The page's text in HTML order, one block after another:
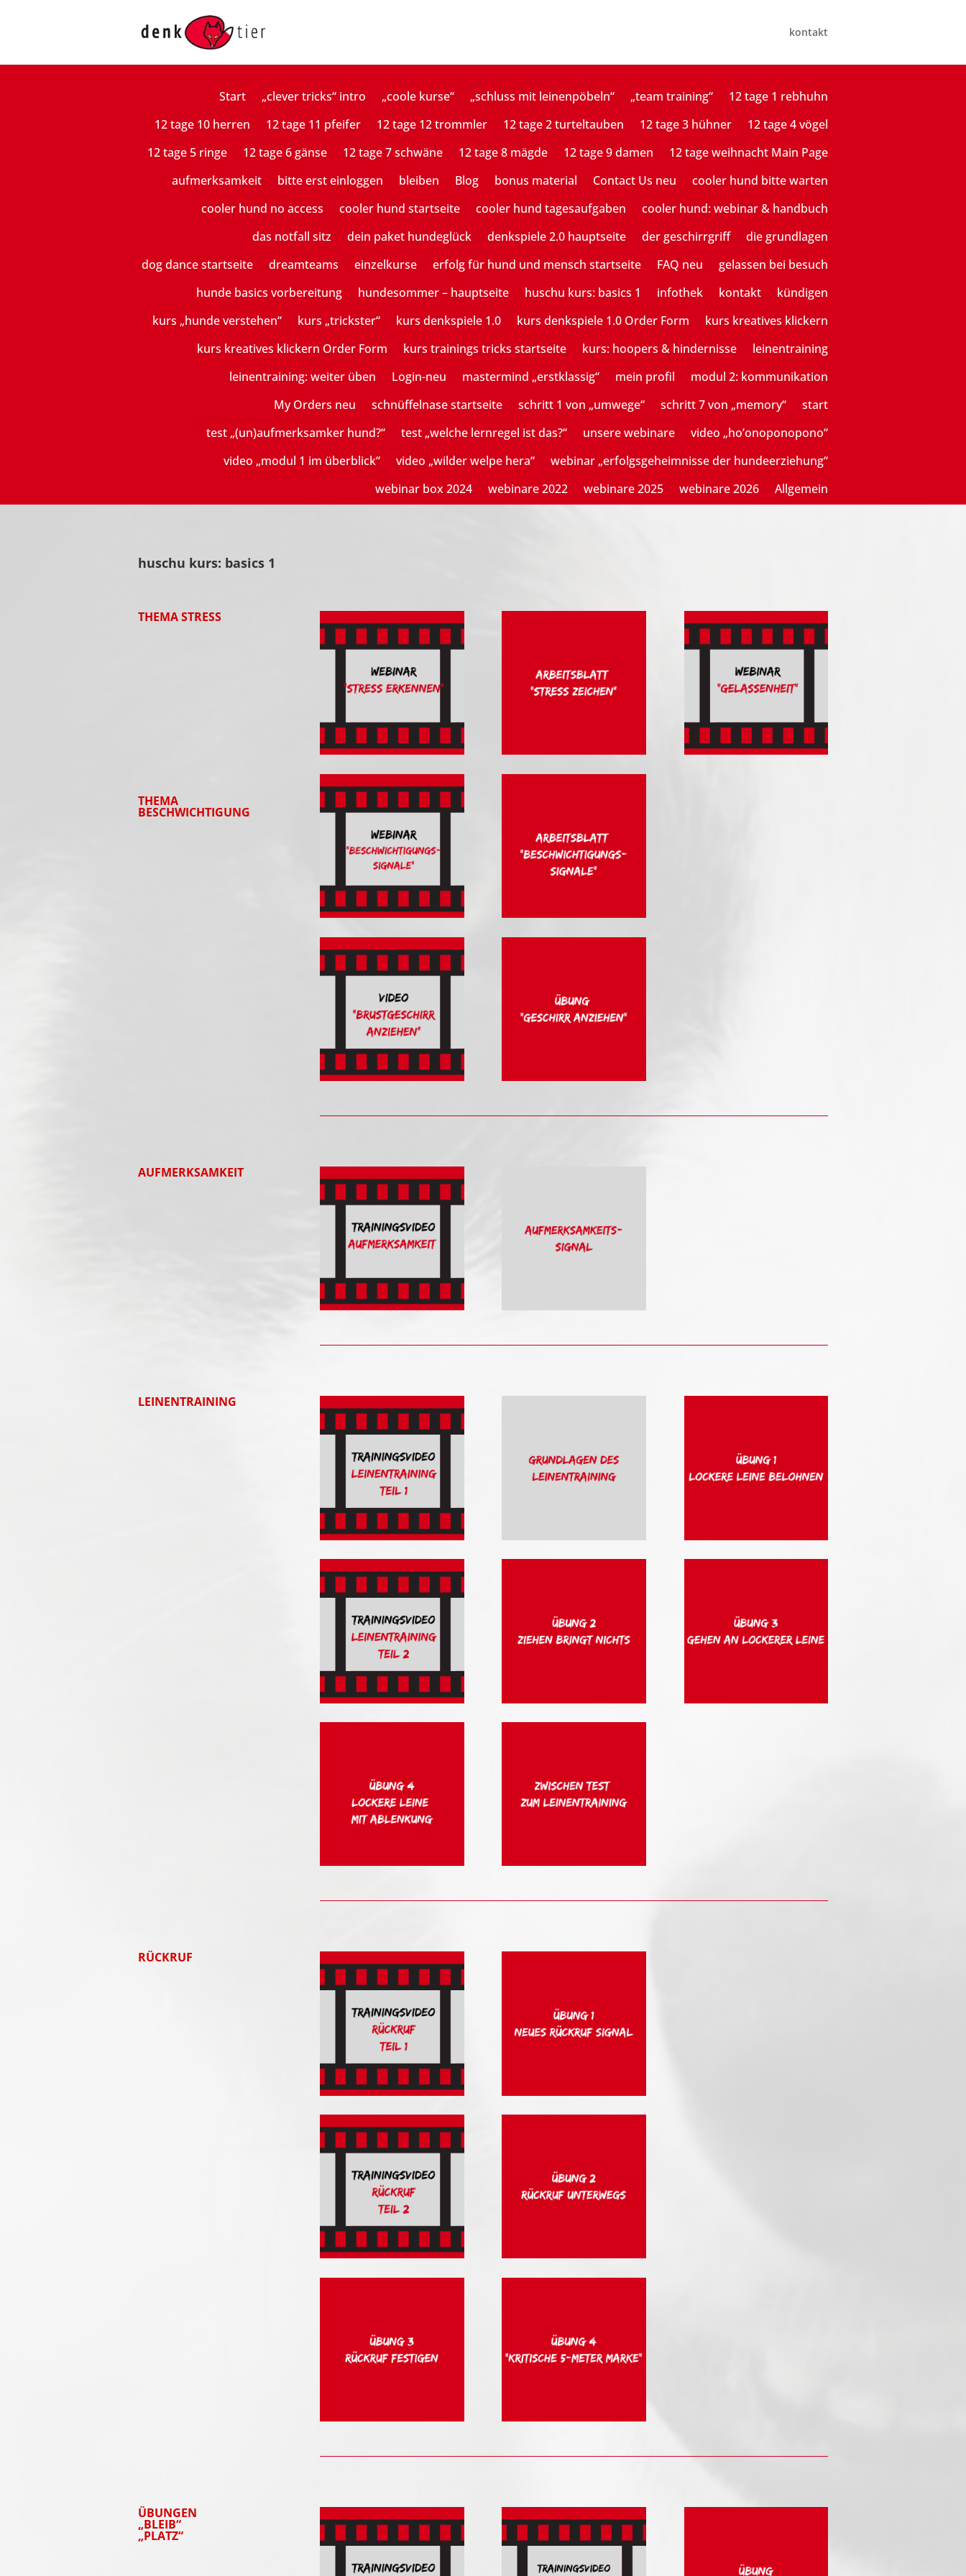
kontakt
Start „clever tricks“ intro „coole kurse“ „schluss mit leinenpöbeln“ „team training“
12 tage 1 rebhuhn
12 tage 10 herren
12 tage 11 pfeifer 12 tage 12 trommler 12 tage 2 turteltauben 12 tage 3 hühner
12 tage 4 vögel
12 tage 5 ringe
12 tage 6 gänse 12 tage 7 schwäne 12 tage 8 mägde 12 tage 9 damen
12 tage weihnacht Main Page
aufmerksamkeit
bitte erst einloggen bleiben Blog bonus material Contact Us neu
cooler hund bitte warten
cooler hund no access
cooler hund startseite cooler hund tagesaufgaben
cooler hund: webinar & handbuch
das notfall sitz
dein paket hundeglück denkspiele 2.0 hauptseite der geschirrgriff
die grundlagen
dog dance startseite
dreamteams einzelkurse erfolg für hund und mensch startseite FAQ neu
gelassen bei besuch
hunde basics vorbereitung
hundesommer – hauptseite huschu kurs: basics 1 infothek kontakt
kündigen
kurs „hunde verstehen“
kurs „trickster“ kurs denkspiele 1.0 kurs denkspiele 1.0 Order Form
kurs kreatives klickern
kurs kreatives klickern Order Form
kurs trainings tricks startseite kurs: hoopers & hindernisse
leinentraining
leinentraining: weiter üben
Login-neu mastermind „erstklassig“ mein profil
modul 2: kommunikation
My Orders neu
schnüffelnase startseite schritt 1 von „umwege“ schritt 7 von „memory“
start
test „(un)aufmerksamker hund?“
test „welche lernregel ist das?“ unsere webinare
video „ho’onoponopono“
video „modul 1 im überblick“
video „wilder welpe hera“
webinar „erfolgsgeheimnisse der hundeerziehung“
webinar box 2024
webinare 2022 webinare 2025 webinare 2026 Allgemein
huschu kurs: basics 1
THEMA STRESS
THEMA
BESCHWICHTIGUNG
AUFMERKSAMKEIT
LEINENTRAINING
RÜCKRUF
ÜBUNGEN
„BLEIB“
„PLATZ“